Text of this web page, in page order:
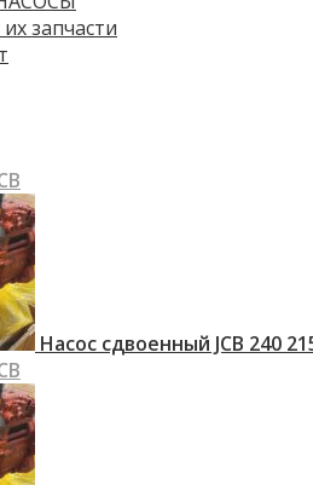
запчасти
Насос сдвоенный JCB 240